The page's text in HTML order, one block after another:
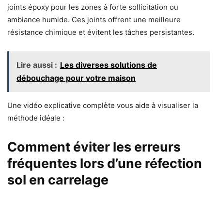
joints époxy pour les zones à forte sollicitation ou
ambiance humide. Ces joints offrent une meilleure
résistance chimique et évitent les tâches persistantes.
Lire aussi : Les diverses solutions de
débouchage pour votre maison
Une vidéo explicative complète vous aide à visualiser la
méthode idéale :
Comment éviter les erreurs
fréquentes lors d’une réfection
sol en carrelage